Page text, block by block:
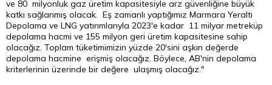
ve 80 milyonluk gaz üretim kapasitesiyle arz güvenliğine büyük
katkı sağlanmış olacak. Eş zamanlı yaptığımız Marmara Yeraltı
Depolama ve LNG yatırımlarıyla 2023'e kadar 11 milyar metreküp
depolama hacmi ve 155 milyon geri üretim kapasitesine sahip
olacağız. Toplam tüketimimizin yüzde 20'sini aşkın değerde
depolama hacmine erişmiş olacağız. Böylece, AB'nin depolama
kriterlerinin üzerinde bir değere ulaşmış olacağız."